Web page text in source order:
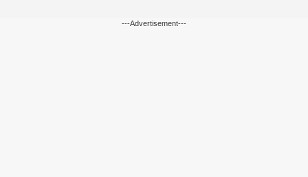
---Advertisement---